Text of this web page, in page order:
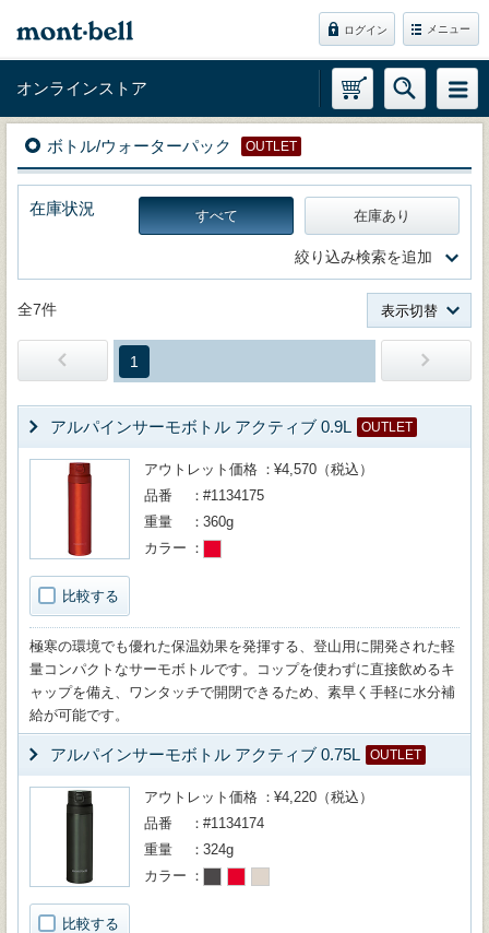
ログイン メニュー
オンラインストア
ボトル/ウォーターパック OUTLET
在庫状況 すべて 在庫あり
絞り込み検索を追加
全7件 表示切替
1
アルパインサーモボトル アクティブ 0.9L OUTLET
比較する
アウトレット価格
¥4,570（税込）
品番
#1134175
重量
360g
カラー
極寒の環境でも優れた保温効果を発揮する、登山用に開発された軽
量コンパクトなサーモボトルです。コップを使わずに直接飲めるキ
ャップを備え、ワンタッチで開閉できるため、素早く手軽に水分補
給が可能です。
アルパインサーモボトル アクティブ 0.75L OUTLET
比較する
アウトレット価格
¥4,220（税込）
品番
#1134174
重量
324g
カラー